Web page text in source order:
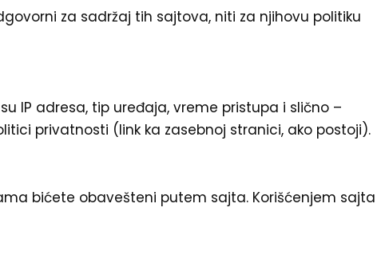
za sadržaj tih sajtova, niti za njihovu politiku
IP adresa, tip uređaja, vreme pristupa i slično –
privatnosti (link ka zasebnoj stranici, ako postoji).
bićete obavešteni putem sajta. Korišćenjem sajta